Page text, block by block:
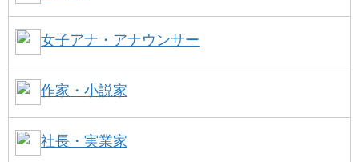
女子アナ・アナウンサー
作家・小説家
社長・実業家